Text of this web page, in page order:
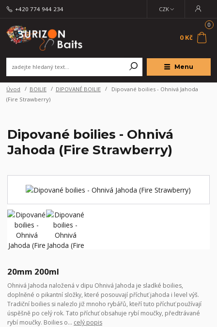
Menu
CZK
+420 774 944 234
0
0 Kč
Úvod BOILIE DIPOVANÉ BOILIE
Dipované boilies - Ohnivá Jahoda
(Fire Strawberry)
Dipované boilies - Ohnivá
Jahoda (Fire Strawberry)
20mm 200ml
Ohnivá Jahoda naložená v dipu Ohnivá Jahoda je sladké boilies,
doplněné o pikantní složky, které posouvají příchuť jahoda i level výš.
Tradiční boilies si nalezlo již mnoho rybářů, kteří tuto příchuť používají
úspěšně po celý rok. Tato příchuť obsahuje rybí moučky, předtrávané
rybí moučky. Boilies o... celý popis